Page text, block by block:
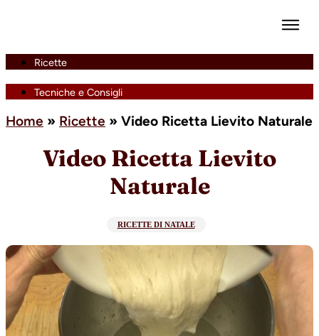
Ricette
Tecniche e Consigli
Home » Ricette » Video Ricetta Lievito Naturale
Video Ricetta Lievito
Naturale
RICETTE DI NATALE